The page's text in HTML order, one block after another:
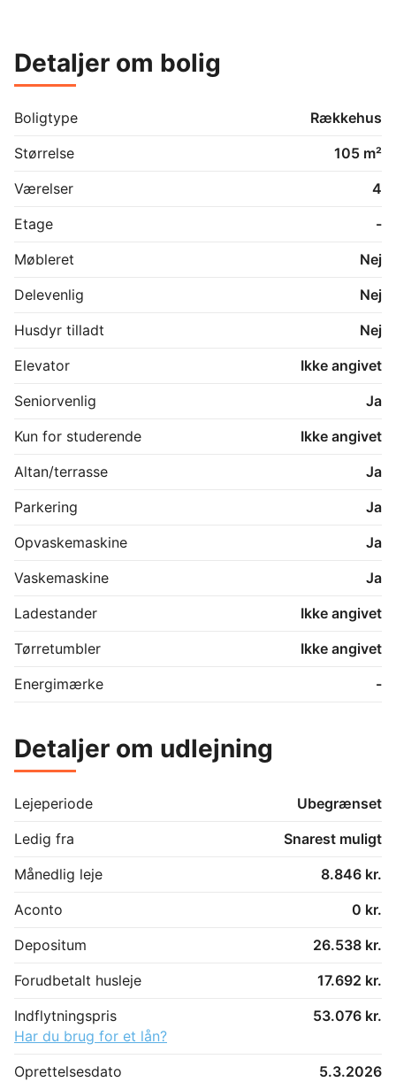
Husene er placeret  omkring et grønt fællesområde
beliggende i Hammershøjs centrum i gåafstand til
den smukke natur i Nørreådalen, og man kan i løbet
af få minutters gang nå frem til sports- og
svømmehal, bold- og tennisbaner, samt andre fritids-
Detaljer om bolig
Boligtype
Rækkehus
Størrelse
105 m²
Værelser
4
Etage
-
Møbleret
Nej
Delevenlig
Nej
Husdyr tilladt
Nej
Elevator
Ikke angivet
Seniorvenlig
Ja
Kun for studerende
Ikke angivet
Altan/terrasse
Ja
Parkering
Ja
Opvaskemaskine
Ja
Vaskemaskine
Ja
Ladestander
Ikke angivet
Tørretumbler
Ikke angivet
Energimærke
-
Detaljer om udlejning
Lejeperiode
Ubegrænset
Ledig fra
Snarest muligt
Månedlig leje
8.846 kr.
Aconto
0 kr.
Depositum
26.538 kr.
Forudbetalt husleje
17.692 kr.
Indflytningspris
53.076 kr.
Har du brug for et lån?
Oprettelsesdato
5.3.2026